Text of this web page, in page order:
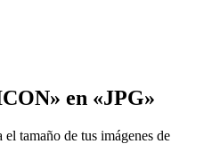
en «JPG»
tamaño de tus imágenes de